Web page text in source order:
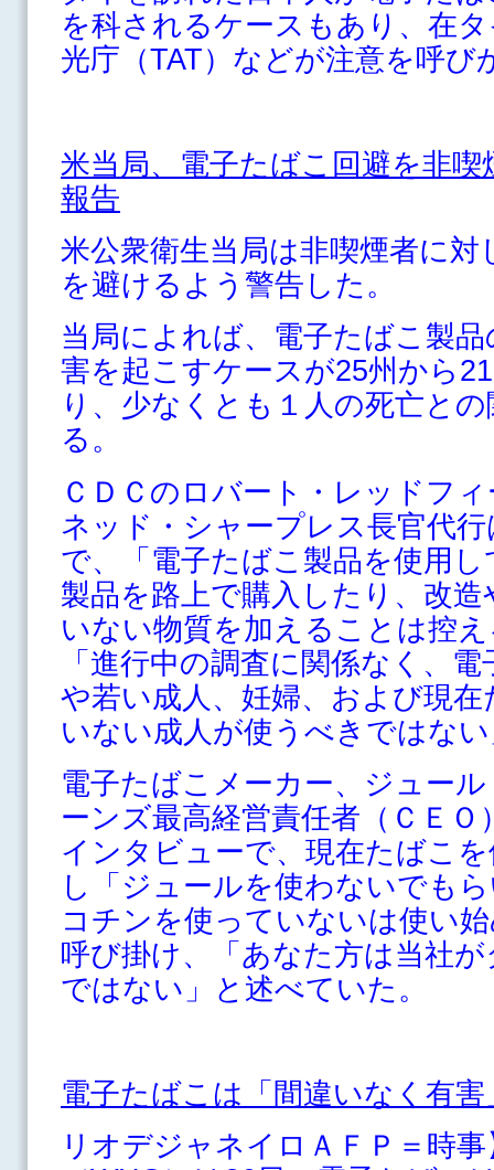
を科されるケースもあり、在
光庁（TAT）などが注意を呼び
米当局、電子たばこ回避を非
報告
米公衆衛生当局は非喫煙者に
を避けるよう警告した。
当局によれば、電子たばこ製
害を起こすケースが25州から
り、少なくとも１人の死亡と
る。
ＣＤＣのロバート・レッドフ
ネッド・シャープレス長官代
で、「電子たばこ製品を使用
製品を路上で購入したり、改
いない物質を加えることは控
「進行中の調査に関係なく、
や若い成人、妊婦、および現
いない成人が使うべきではな
電子たばこメーカー、ジュー
ーンズ最高経営責任者（ＣＥ
インタビューで、現在たばこ
し「ジュールを使わないでも
コチンを使っていないは使い
呼び掛け、「あなた方は当社
ではない」と述べていた。
電子たばこは「間違いなく有
リオデジャネイロＡＦＰ＝時